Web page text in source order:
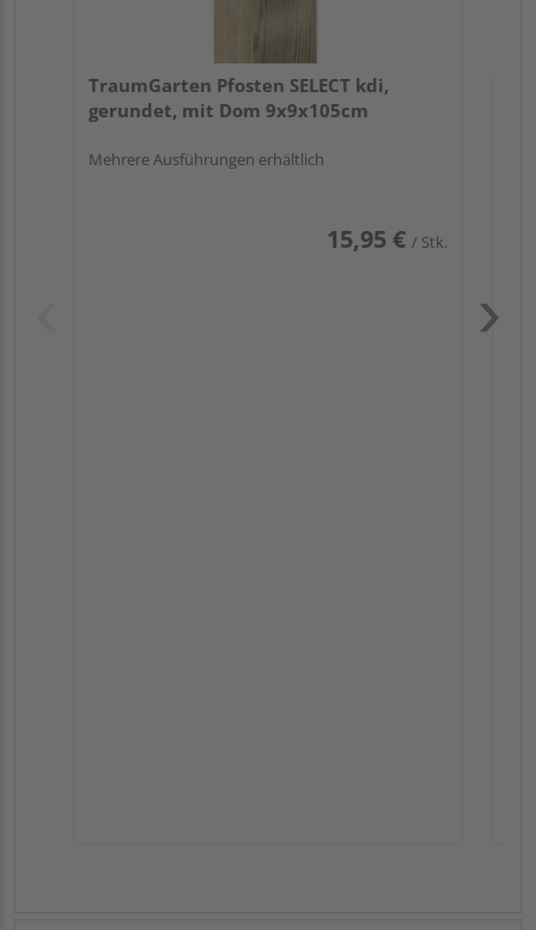
TraumGarten Pfosten SELECT kdi,
gerundet, mit Dom 9x9x105cm
Mehrere Ausführungen erhältlich
15,95 € / Stk.